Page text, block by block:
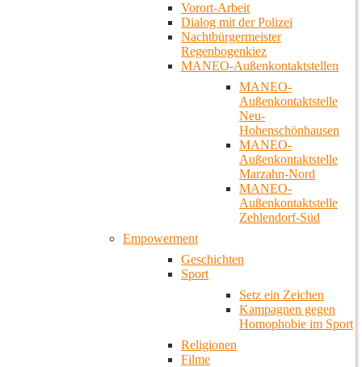
Vorort-Arbeit
Dialog mit der Polizei
Nachtbürgermeister
Regenbogenkiez
MANEO-Außenkontaktstellen
MANEO-
Außenkontaktstelle
Neu-
Hohenschönhausen
MANEO-
Außenkontaktstelle
Marzahn-Nord
MANEO-
Außenkontaktstelle
Zehlendorf-Süd
Empowerment
Geschichten
Sport
Setz ein Zeichen
Kampagnen gegen
Homophobie im Sport
Religionen
Filme